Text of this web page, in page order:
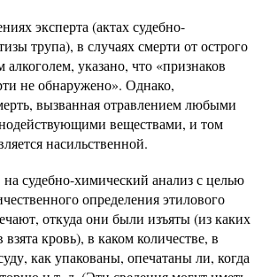
эксперта (актах судебно-
трупа), в случаях смерти от острого
указано, что «признаков
не обнаружено». Однако,
вызванная отравлением любыми
веществами, и том
насильственной.
судебно-химический анализ с целью
определения этилового
откуда они были изъяты (из каких
кровь), в каком количестве, в
как упакованы, опечатаны ли, когда